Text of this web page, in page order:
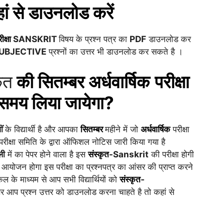
से डाउनलोड करें
SANSKRITविषय के प्रश्न पत्र का PDFडाउनलोड कर
प्रश्नों का उत्तर भी डाउनलोड कर सकते है ।
कीसितम्बर अर्धवार्षिक परीक्षा
लिया जायेगा?
के विद्यार्थी है और आपकासितम्बर महीने में जो अर्धवार्षिकपरीक्षा
समिति के द्वारा ऑफिशल नोटिस जारी किया गया है
में का पेपर होने वाला है इससंस्कृत-Sanskrit की परीक्षा होगी
होगा इस परीक्षा का प्रश्नपत्र का आंसर की प्राप्त करने
के माध्यम से आप सभी विद्यार्थियों कोसंस्कृत-
आप प्रश्न उत्तर को डाउनलोड करना चाहते है तो कहां से